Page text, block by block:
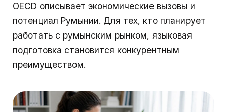
OECD описывает экономические вызовы и
потенциал Румынии. Для тех, кто планирует
работать с румынским рынком, языковая
подготовка становится конкурентным
преимуществом.